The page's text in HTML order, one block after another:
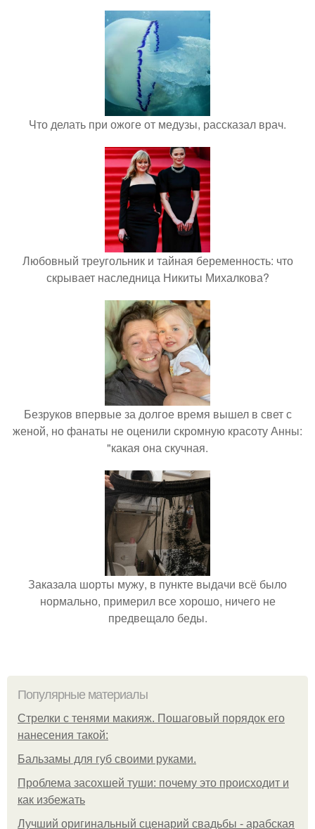
Что делать при ожоге от медузы, рассказал врач.
Любовный треугольник и тайная беременность: что
скрывает наследница Никиты Михалкова?
Безруков впервые за долгое время вышел в свет с
женой, но фанаты не оценили скромную красоту Анны:
"какая она скучная.
Заказала шорты мужу, в пункте выдачи всё было
нормально, примерил все хорошо, ничего не
предвещало беды.
Популярные материалы
Стрелки с тенями макияж. Пошаговый порядок его
нанесения такой:
Бальзамы для губ своими руками.
Проблема засохшей туши: почему это происходит и
как избежать
Лучший оригинальный сценарий свадьбы - арабская